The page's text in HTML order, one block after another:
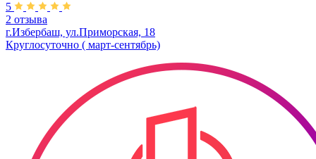
5
2 отзыва
г.Избербаш, ул.Приморская, 18
Круглосуточно ( март-сентябрь)